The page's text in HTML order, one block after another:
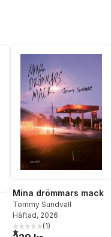
Mina drömmars mack
Tommy Sundvall
Häftad, 2026
1,0utav 5 stjärnor. Totalt
(1)